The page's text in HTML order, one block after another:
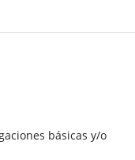
básicas y/o